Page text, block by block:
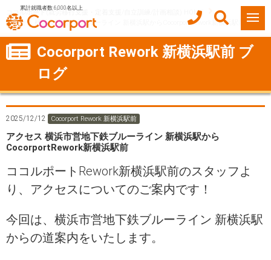
累計就職者数 6,000名以上
ココルポート(就労移行支援・定着支援/自立訓練/計画相談) HOME
アクセス 横浜市営地下鉄ブルーライン 新横浜駅からCocorportRework新横浜駅前
Cocorport Rework 新横浜駅前 ブ
ログ
2025/12/12 Cocorport Rework 新横浜駅前
アクセス 横浜市営地下鉄ブルーライン 新横浜駅から
CocorportRework新横浜駅前
ココルポートRework新横浜駅前のスタッフよ
り、アクセスについてのご案内です！
今回は、横浜市営地下鉄ブルーライン 新横浜駅
からの道案内をいたします。